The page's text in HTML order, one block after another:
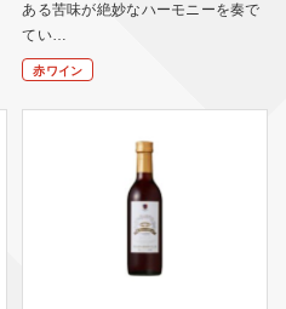
ある苦味が絶妙なハーモニーを奏で
てい…
赤ワイン